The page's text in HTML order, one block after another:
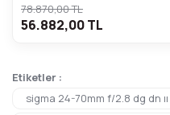
78.870,00 TL
56.882,00 TL
Etiketler :
sigma 24-70mm f/2.8 dg dn ıı